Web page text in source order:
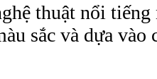
thuật nổi
sắc và dựa vào